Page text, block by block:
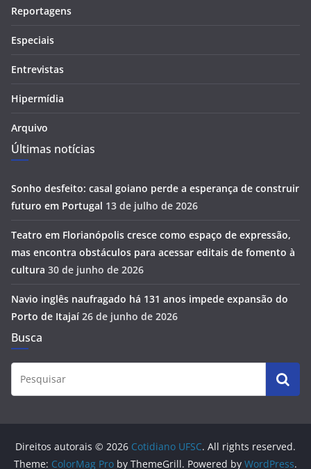
Reportagens
Especiais
Entrevistas
Hipermídia
Arquivo
Últimas notícias
Sonho desfeito: casal goiano perde a esperança de construir
futuro em Portugal 13 de julho de 2026
Teatro em Florianópolis cresce como espaço de expressão,
mas encontra obstáculos para acessar editais de fomento à
cultura 30 de junho de 2026
Navio inglês naufragado há 131 anos impede expansão do
Porto de Itajaí 26 de junho de 2026
Busca
Direitos autorais © 2026 Cotidiano UFSC. All rights reserved.
Theme: ColorMag Pro by ThemeGrill. Powered by WordPress.